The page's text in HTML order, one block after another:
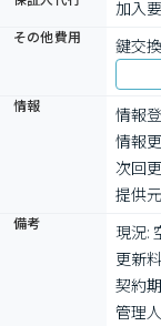
加入
その他費用 鍵交
情報
情報
情報
次回
提供
備考
現況:
更新
契約
管理